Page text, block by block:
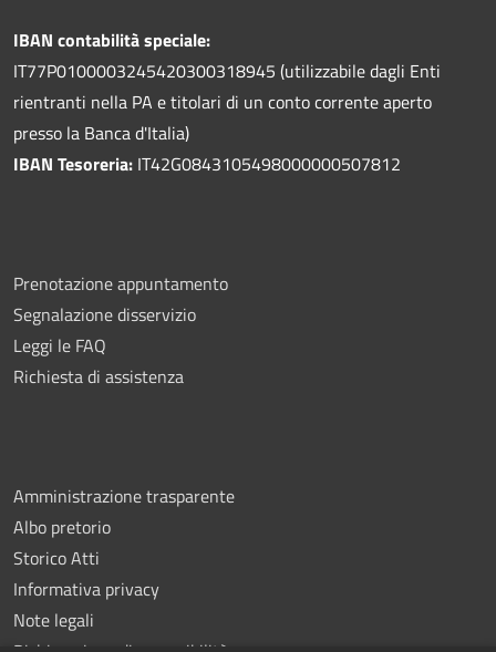
IBAN contabilità speciale:
IT77P0100003245420300318945 (utilizzabile dagli Enti
rientranti nella PA e titolari di un conto corrente aperto
presso la Banca d'Italia)
IBAN Tesoreria: IT42G0843105498000000507812
Prenotazione appuntamento
Segnalazione disservizio
Leggi le FAQ
Richiesta di assistenza
Amministrazione trasparente
Albo pretorio
Storico Atti
Informativa privacy
Note legali